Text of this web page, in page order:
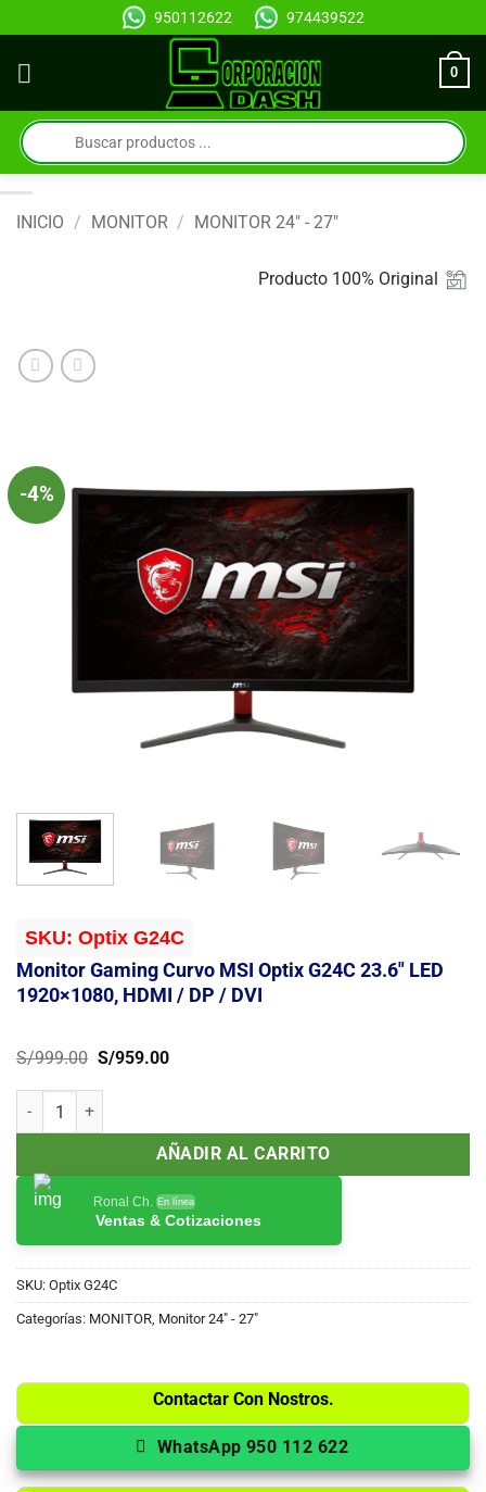
al
contenido
950112622 974439522
0
Búsqueda
de
productos
INICIO / MONITOR / MONITOR 24" - 27"
Producto 100% Original
-4%
SKU: Optix G24C
Monitor Gaming Curvo MSI Optix G24C 23.6″ LED
1920×1080, HDMI / DP / DVI
S/999.00 El
original
S/959.00El
Monitor Gaming Curvo MSI Optix G24C 23.6" LED 1920x1080, HDMI
AÑADIR AL CARRITO
Ronal Ch. En línea
Ventas & Cotizaciones
SKU: Optix G24C
Categorías: MONITOR, Monitor 24" - 27"
Contactar Con Nostros.
WhatsApp 950 112 622